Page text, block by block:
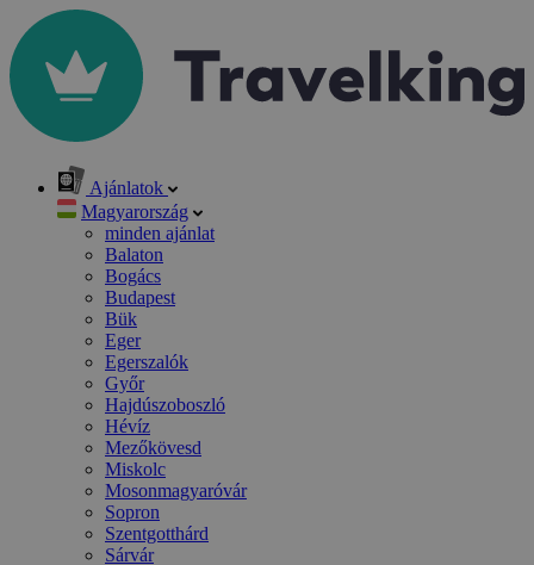
Ajánlatok
Magyarország
minden ajánlat
Balaton
Bogács
Budapest
Bük
Eger
Egerszalók
Győr
Hajdúszoboszló
Hévíz
Mezőkövesd
Miskolc
Mosonmagyaróvár
Sopron
Szentgotthárd
Sárvár